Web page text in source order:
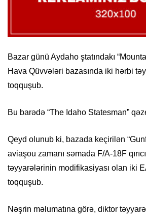
Bazar günü Aydaho ştatındakı
Hava Qüvvələri bazasında iki hərbi
toqquşub.
Bu barədə “The Idaho Statesman”
Qeyd olunub ki, bazada keçirilən
aviaşou zamanı səmada F/A-18F
təyyarələrinin modifikasiyası olan iki
toqquşub.
Nəşrin məlumatına görə, diktor